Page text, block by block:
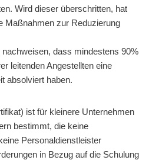
Wird dieser überschritten, hat
Maßnahmen zur Reduzierung
dass mindestens 90%
leitenden Angestellten eine
absolviert haben.
ist für kleinere Unternehmen
bestimmt, die keine
Personaldienstleister
in Bezug auf die Schulung